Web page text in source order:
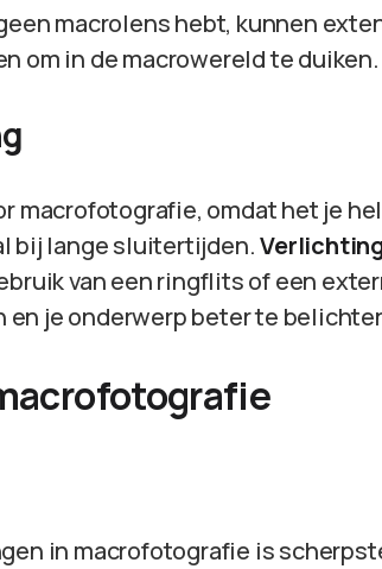
macrolens hebt, kunnen
om in de macrowereld te duiken.
macrofotografie, omdat het je
bij lange sluitertijden.
van een ringflits of een
je onderwerp beter te
in macrofotografie is